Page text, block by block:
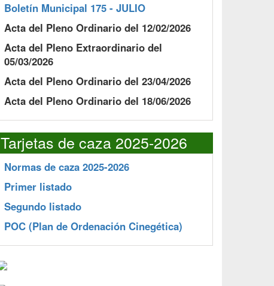
Boletín Municipal 175 - JULIO
Acta del Pleno Ordinario del 12/02/2026
Acta del Pleno Extraordinario del
05/03/2026
Acta del Pleno Ordinario del 23/04/2026
Acta del Pleno Ordinario del 18/06/2026
Tarjetas de caza 2025-2026
Normas de caza 2025-2026
Primer listado
Segundo listado
POC (Plan de Ordenación Cinegética)